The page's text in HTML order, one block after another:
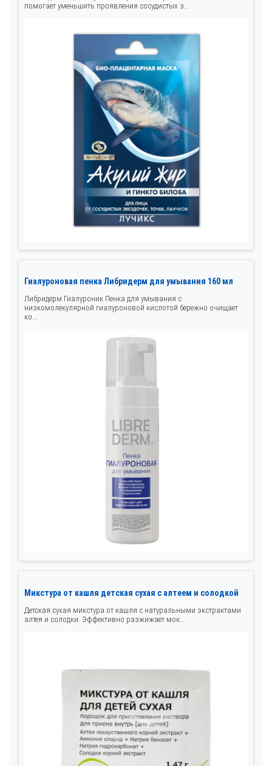
помогает уменьшить проявления сосудистых з...
Гиалуроновая пенка Либридерм для умывания 160 мл
Либридерм Гиалуроник Пенка для умывания с
низкомолекулярной гиалуроновой кислотой бережно очищает
ко...
Микстура от кашля детская сухая с алтеем и солодкой
Детская сухая микстура от кашля с натуральными экстрактами
алтея и солодки. Эффективно разжижает мок...